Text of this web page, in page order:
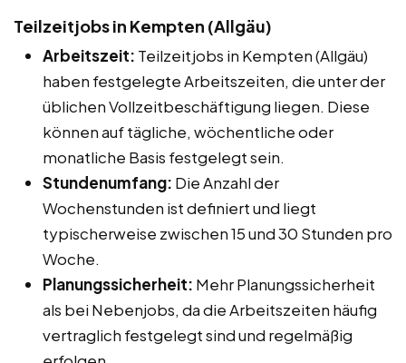
Teilzeitjobs in Kempten (Allgäu)
Arbeitszeit: Teilzeitjobs in Kempten (Allgäu)
haben festgelegte Arbeitszeiten, die unter der
üblichen Vollzeitbeschäftigung liegen. Diese
können auf tägliche, wöchentliche oder
monatliche Basis festgelegt sein.
Stundenumfang: Die Anzahl der
Wochenstunden ist definiert und liegt
typischerweise zwischen 15 und 30 Stunden pro
Woche.
Planungssicherheit: Mehr Planungssicherheit
als bei Nebenjobs, da die Arbeitszeiten häufig
vertraglich festgelegt sind und regelmäßig